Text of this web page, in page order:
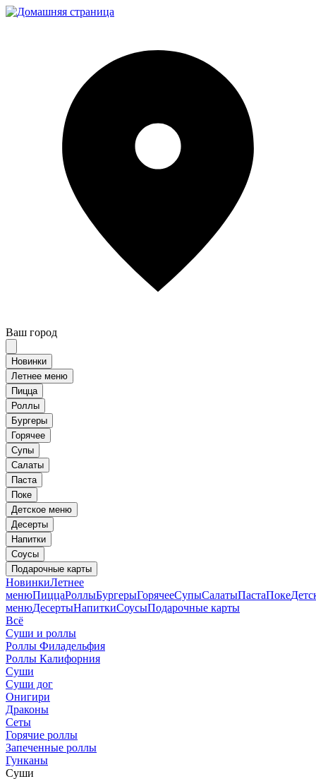
Ваш город
Новинки
Летнее меню
Пицца
Роллы
Бургеры
Горячее
Супы
Салаты
Паста
Поке
Детское меню
Десерты
Напитки
Соусы
Подарочные карты
НовинкиЛетнее
менюПиццаРоллыБургерыГорячееСупыСалатыПастаПоке
менюДесертыНапиткиСоусыПодарочные карты
Всё
Суши и роллы
Роллы Филадельфия
Роллы Калифорния
Суши
Суши дог
Онигири
Драконы
Сеты
Горячие роллы
Запеченные роллы
Гунканы
Суши